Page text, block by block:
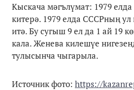
Кыскача мәгълүмат: 1979
китерә. 1979 елда СССРның ул
итә. Бу сугыш 9 ел да 1 ай 19
кала. Женева килешүе
тулысынча чыгарыла.
Источник фото: https://